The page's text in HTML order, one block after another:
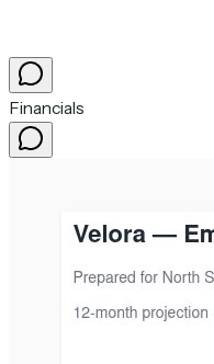
Financials